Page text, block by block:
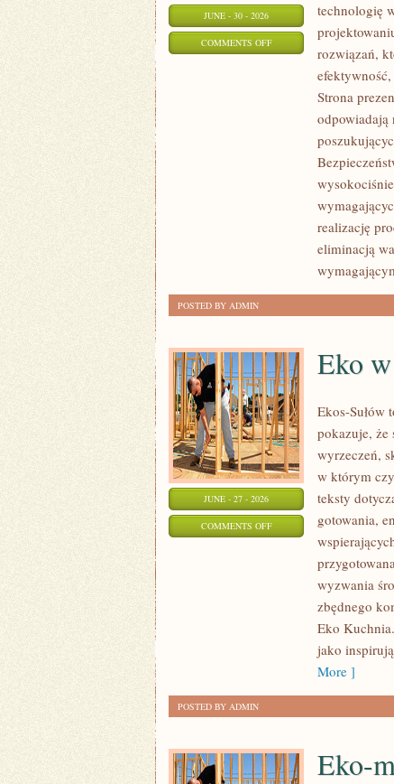
JUNE - 30 - 2026
COMMENTS OFFON
technologię
rozwiązań,
Strona
odpowiadają
realizację
eliminacją
POSTED BY ADMIN
JUNE - 27 - 2026
COMMENTS OFFON
Eko
Ekos-Sułów
pokazuje, że
wyrzeczeń,
w którym
teksty
gotowania,
wyzwania
zbędnego
Eko
jako
More ]
POSTED BY ADMIN
Eko-